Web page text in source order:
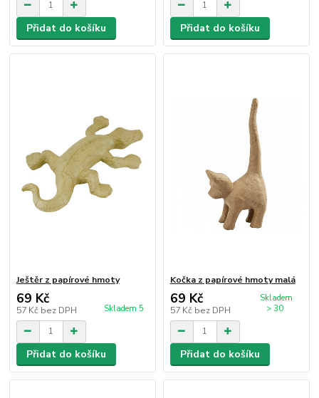
Přidat do košíku Přidat do košíku
Ještěr z papírové hmoty
69 Kč
57 Kč bez DPH Skladem 5
Přidat do košíku
Kočka z papírové hmoty malá
69 Kč
57 Kč bez DPH
Skladem
> 30
Přidat do košíku